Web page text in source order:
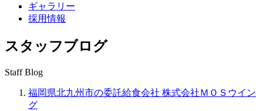
ギャラリー
採用情報
スタッフブログ
Staff Blog
福岡県北九州市の委託給食会社 株式会社ＭＯＳウイン
グ